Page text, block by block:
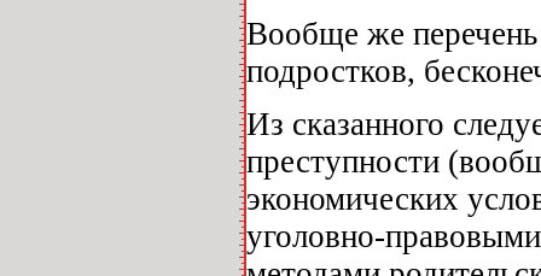
Вообще же
подростков,
Из сказанного
преступности
экономических
уголовно-